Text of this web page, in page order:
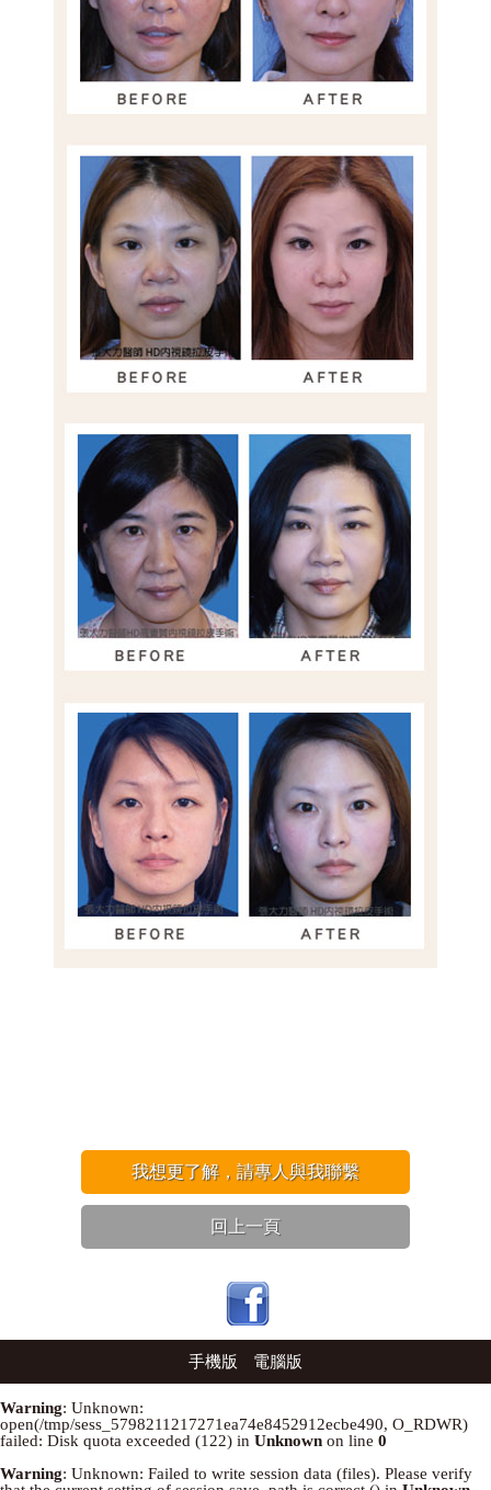
我想更了解，請專人與我聯繫
回上一頁
手機版 電腦版
Warning: Unknown:
open(/tmp/sess_5798211217271ea74e8452912ecbe490, O_RDWR)
failed: Disk quota exceeded (122) in Unknown on line 0
Warning: Unknown: Failed to write session data (files). Please verify